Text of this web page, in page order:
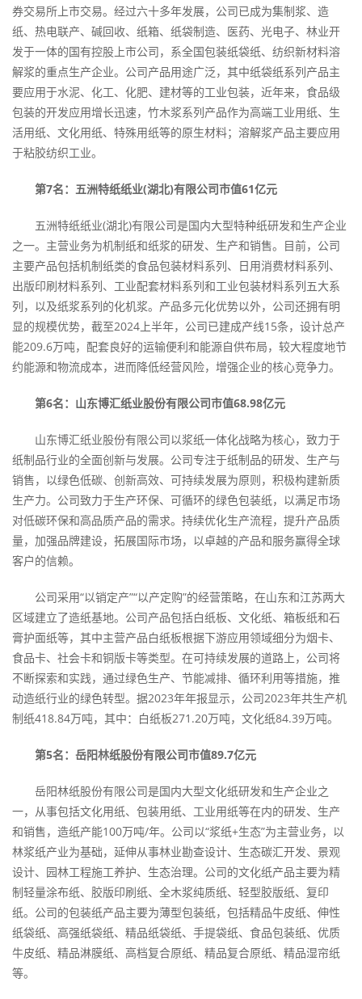
券交易所上市交易。经过六十多年发展，公司已成为集制浆、造
纸、热电联产、碱回收、纸箱、纸袋制造、医药、光电子、林业开
发于一体的国有控股上市公司，系全国包装纸袋纸、纺织新材料溶
解浆的重点生产企业。公司产品用途广泛，其中纸袋纸系列产品主
要应用于水泥、化工、化肥、建材等的工业包装，近年来，食品级
包装的开发应用增长迅速，竹木浆系列产品作为高端工业用纸、生
活用纸、文化用纸、特殊用纸等的原生材料；溶解浆产品主要应用
于粘胶纺织工业。
第7名：五洲特纸纸业(湖北)有限公司市值61亿元
五洲特纸纸业(湖北)有限公司是国内大型特种纸研发和生产企业
之一。主营业务为机制纸和纸浆的研发、生产和销售。目前，公司
主要产品包括机制纸类的食品包装材料系列、日用消费材料系列、
出版印刷材料系列、工业配套材料系列和工业包装材料系列五大系
列，以及纸浆系列的化机浆。产品多元化优势以外，公司还拥有明
显的规模优势，截至2024上半年，公司已建成产线15条，设计总产
能209.6万吨，配套良好的运输便利和能源自供布局，较大程度地节
约能源和物流成本，进而降低经营风险，增强企业的核心竞争力。
第6名：山东博汇纸业股份有限公司市值68.98亿元
山东博汇纸业股份有限公司以浆纸一体化战略为核心，致力于
纸制品行业的全面创新与发展。公司专注于纸制品的研发、生产与
销售，以绿色低碳、创新高效、可持续发展为原则，积极构建新质
生产力。公司致力于生产环保、可循环的绿色包装纸，以满足市场
对低碳环保和高品质产品的需求。持续优化生产流程，提升产品质
量，加强品牌建设，拓展国际市场，以卓越的产品和服务赢得全球
客户的信赖。
公司采用“以销定产”“以产定购”的经营策略，在山东和江苏两大
区域建立了造纸基地。公司产品包括白纸板、文化纸、箱板纸和石
膏护面纸等，其中主营产品白纸板根据下游应用领域细分为烟卡、
食品卡、社会卡和铜版卡等类型。在可持续发展的道路上，公司将
不断探索和实践，通过绿色生产、节能减排、循环利用等措施，推
动造纸行业的绿色转型。据2023年年报显示，公司2023年共生产机
制纸418.84万吨，其中：白纸板271.20万吨，文化纸84.39万吨。
第5名：岳阳林纸股份有限公司市值89.7亿元
岳阳林纸股份有限公司是国内大型文化纸研发和生产企业之
一，从事包括文化用纸、包装用纸、工业用纸等在内的研发、生产
和销售，造纸产能100万吨/年。公司以“浆纸+生态”为主营业务，以
林浆纸产业为基础，延伸从事林业勘查设计、生态碳汇开发、景观
设计、园林工程施工养护、生态治理。公司的文化纸产品主要为精
制轻量涂布纸、胶版印刷纸、全木浆纯质纸、轻型胶版纸、复印
纸。公司的包装纸产品主要为薄型包装纸，包括精品牛皮纸、伸性
纸袋纸、高强纸袋纸、精品纸袋纸、手提袋纸、食品包装纸、优质
牛皮纸、精品淋膜纸、高档复合原纸、精品复合原纸、精品湿帘纸
等。